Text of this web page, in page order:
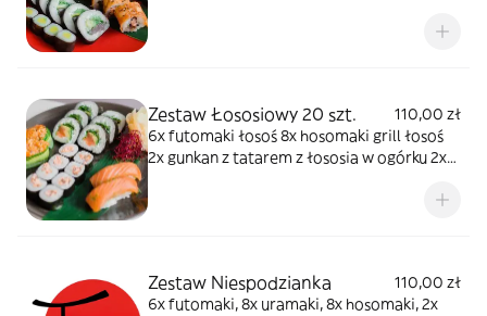
Zestaw Łososiowy 20 szt.
110,00 zł
6x futomaki łosoś 8x hosomaki grill łosoś
2x gunkan z tatarem z łososia w ogórku 2x
Zestaw Niespodzianka
110,00 zł
6x futomaki, 8x uramaki, 8x hosomaki, 2x